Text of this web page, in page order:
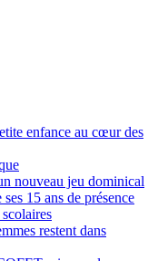
enfance au cœur des
nouveau jeu dominical
15 ans de présence
restent dans